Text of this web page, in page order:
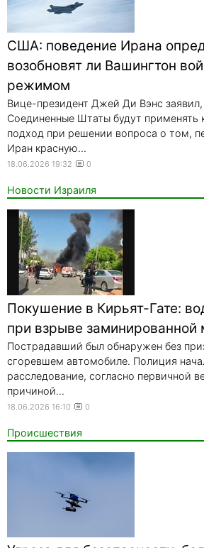
США: поведение Ирана
возобновят ли Вашингтон
режимом
Вице-президент Джей Ди Вэнс заявил,
Соединенные Штаты будут применять
подход при решении вопроса о том,
Иран красную...
18.06.2026 19:32 0
Новости Израиля
Покушение в Кирьят-Гате:
при взрыве
Пострадавший был обнаружен без
сгоревшем автомобиле. Полиция
расследование, согласно первичной
причиной...
18.06.2026 16:10 0
Происшествия